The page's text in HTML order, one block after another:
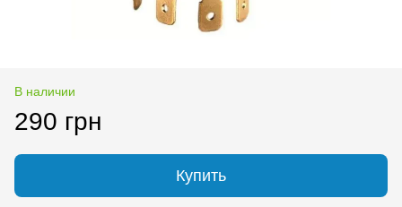
В наличии
290 грн
Купить